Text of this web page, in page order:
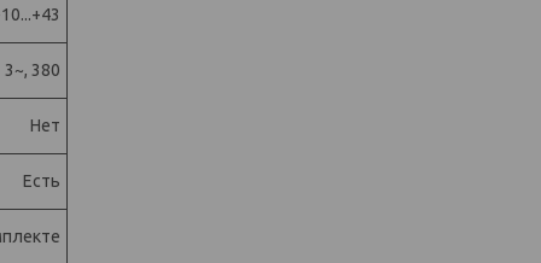
3~, 380
Нет
Есть